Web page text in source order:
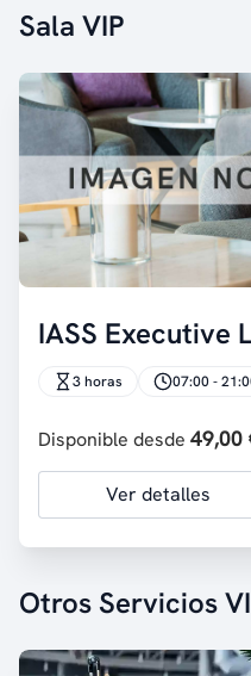
Sala VIP
IASS Executive
3 horas 07:00 -
Disponible desde 49,00
Ver detalles
Otros Servicios